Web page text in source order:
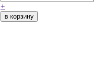
+
в корзину